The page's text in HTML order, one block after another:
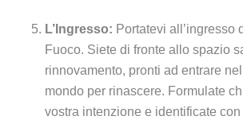
L’Ingresso: Portatevi all’ingresso
Fuoco. Siete di fronte allo spazio
rinnovamento, pronti ad entrare
mondo per rinascere. Formulate
vostra intenzione e identificate